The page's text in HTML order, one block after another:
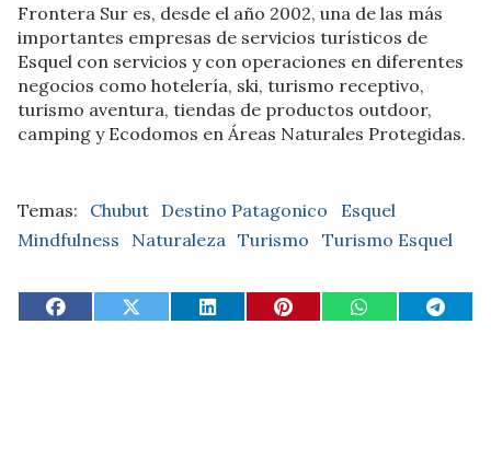
Frontera Sur es, desde el año 2002, una de las más
importantes empresas de servicios turísticos de
Esquel con servicios y con operaciones en diferentes
negocios como hotelería, ski, turismo receptivo,
turismo aventura, tiendas de productos outdoor,
camping y Ecodomos en Áreas Naturales Protegidas.
Chubut Destino Patagonico
Esquel
Mindfulness
Naturaleza Turismo Turismo Esquel